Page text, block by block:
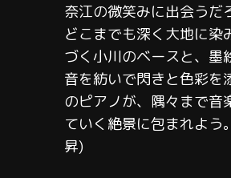
奈江の微笑みに出会うだ
どこまでも深く大地に染
づく小川のベースと、墨
音を紡いで閃きと色彩を
のピアノが、隅々まで音
ていく絶景に包まれよう
昇)